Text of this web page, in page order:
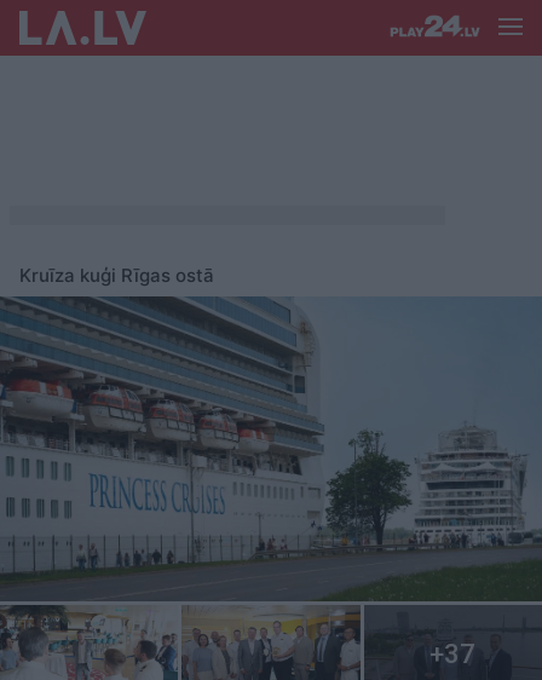
Kruīza kuģi Rīgas ostā